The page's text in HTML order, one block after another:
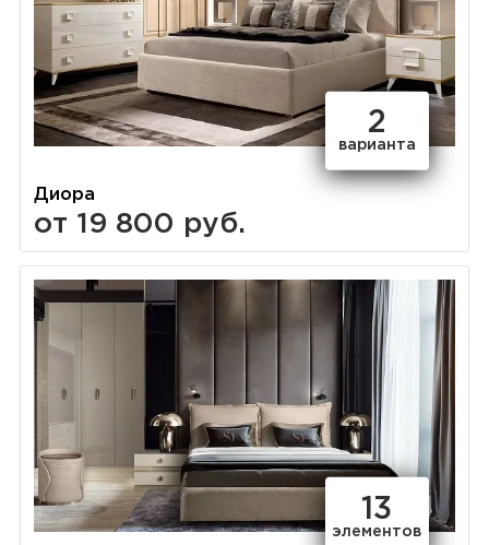
2
варианта
Диора
от 19 800 руб.
13
элементов